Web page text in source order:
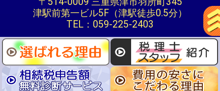
津駅前第一ビル5F（津駅徒歩0.5分）
TEL：059-225-2403